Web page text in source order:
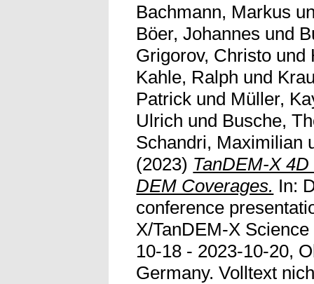
Bachmann, Markus
Böer, Johannes und
Grigorov, Christo und
Kahle, Ralph und
Patrick und Müller,
Ulrich und Busche,
Schandri, Maximilian
(2023) TanDEM-X
DEM Coverages. In:
conference
X/TanDEM-X
10-18 - 2023-10-20,
Germany. Volltext